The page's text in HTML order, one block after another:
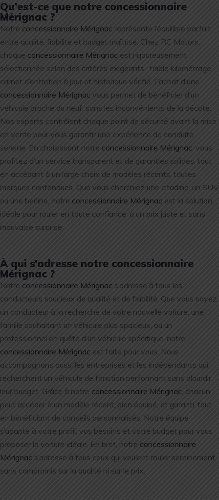
Qu’est-ce que notre concessionnaire
Mérignac ?
Notre concessionnaire Mérignac représente l’équilibre parfait
entre qualité, fiabilité et budget maîtrisé. Chez RC Motors,
chaque concessionnaire Mérignac est rigoureusement
sélectionnée selon des critères exigeants : faible kilométrage,
carnet d’entretien à jour et historique vérifié. L’achat d’une
concessionnaire Mérignac vous permet de bénéficier d’un
véhicule proche du neuf, sans les inconvénients de la décote.
Nos experts contrôlent chaque point de sécurité avant la mise
en vente pour vous garantir une expérience de conduite
sereine. En choisissant notre concessionnaire Mérignac , vous
profitez d’un service transparent et de garanties solides, tout
en accédant à un large choix de modèles récents, toutes
marques confondues. Que vous cherchiez une citadine, un SUV
ou une berline, notre concessionnaire Mérignac est la solution
idéale pour rouler en toute confiance, à un prix juste et sans
mauvaise surprise.
À qui s’adresse notre concessionnaire
Mérignac ?
Notre concessionnaire Mérignac s’adresse à tous les
conducteurs soucieux de qualité et de fiabilité. Que vous soyez
un conducteur à la recherche de votre nouvelle voiture, une
famille souhaitant un véhicule plus spacieux, ou un
professionnel en quête d’un véhicule spécifique, notre
concessionnaire Mérignac est faite pour vous. Nous
accompagnons aussi les entreprises et les indépendants qui
recherchent un véhicule de fonction performant sans alourdir
leur budget. Grâce à notre concessionnaire Mérignac , chacun
peut accéder à un modèle récent, bien équipé, et garanti, tout
en bénéficiant de conseils personnalisés. Notre équipe
s’adapte à votre profil, vos besoins et votre budget pour vous
proposer la voiture idéale. En bref, notre concessionnaire
Mérignac s’adresse à tous ceux qui veulent rouler sereinement,
sans compromis sur la qualité ni sur le prix.